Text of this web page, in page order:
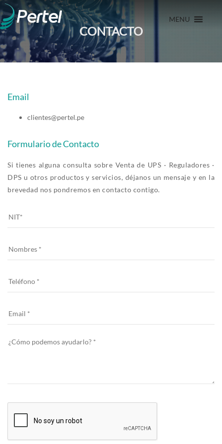
MENU
CONTACTO
Email
clientes@pertel.pe
Formulario de Contacto
Si tienes alguna consulta sobre Venta de UPS · Reguladores ·
DPS u otros productos y servicios, déjanos un mensaje y en la
brevedad nos pondremos en contacto contigo.